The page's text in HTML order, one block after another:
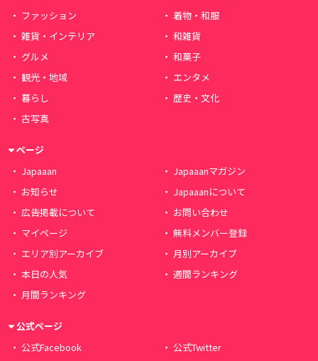
ファッション
着物・和服
雑貨・インテリア
和雑貨
グルメ
和菓子
観光・地域
エンタメ
暮らし
歴史・文化
古写真
ページ
Japaaan
Japaaanマガジン
お知らせ
Japaaanについて
広告掲載について
お問い合わせ
マイページ
無料メンバー登録
エリア別アーカイブ
月別アーカイブ
本日の人気
週間ランキング
月間ランキング
公式ページ
公式Facebook
公式Twitter